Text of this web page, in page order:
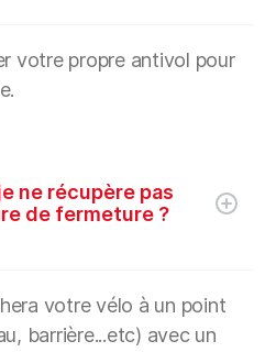
votre propre antivol pour
ne récupère pas
de fermeture ?
votre vélo à un point
barrière...etc) avec un